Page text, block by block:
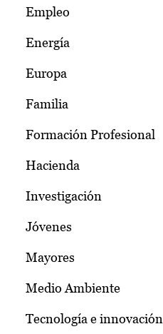
Empleo
Energía
Europa
Familia
Formación Profesional
Hacienda
Investigación
Jóvenes
Mayores
Medio Ambiente
Tecnología e innovación